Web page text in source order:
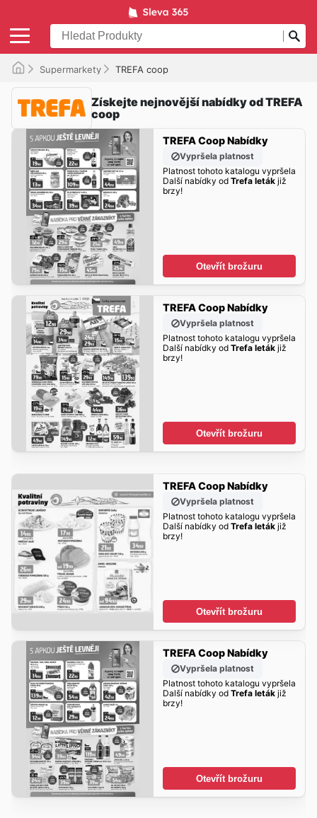
Supermarkety TREFA coop
Získejte nejnovější nabídky od TREFA
coop
TREFA Coop Nabídky
Vypršela platnost
Platnost tohoto katalogu vypršela
Další nabídky od Trefa letákjiž
brzy!
Otevřít brožuru
TREFA Coop Nabídky
Vypršela platnost
Platnost tohoto katalogu vypršela
Další nabídky od Trefa letákjiž
brzy!
Otevřít brožuru
TREFA Coop Nabídky
Vypršela platnost
Platnost tohoto katalogu vypršela
Další nabídky od Trefa letákjiž
brzy!
Otevřít brožuru
TREFA Coop Nabídky
Vypršela platnost
Platnost tohoto katalogu vypršela
Další nabídky od Trefa letákjiž
brzy!
Otevřít brožuru